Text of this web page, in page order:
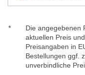
*
Die angegebenen
aktuellen Preis
Preisangaben in
Bestellungen ggf.
unverbindliche